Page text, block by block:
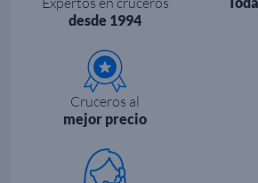
desde 1994
Cruceros al
mejor precio